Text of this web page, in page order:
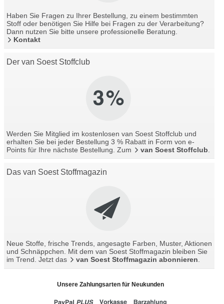
Haben Sie Fragen zu Ihrer Bestellung, zu einem bestimmten
Stoff oder benötigen Sie Hilfe bei Fragen zu der Verarbeitung?
Dann nutzen Sie bitte unsere professionelle Beratung.
Kontakt
Der van Soest Stoffclub
Werden Sie Mitglied im kostenlosen van Soest Stoffclub und
erhalten Sie bei jeder Bestellung 3 % Rabatt in Form von e-
Points für Ihre nächste Bestellung. Zum
van Soest Stoffclub
Das van Soest Stoffmagazin
Neue Stoffe, frische Trends, angesagte Farben, Muster, Aktionen
und Schnäppchen. Mit dem van Soest Stoffmagazin bleiben Sie
im Trend. Jetzt das
van Soest Stoffmagazin abonnieren.
Unsere Zahlungsarten für Neukunden